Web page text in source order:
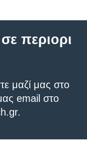
σε περιορι
μαζί μας στο
email στο
.